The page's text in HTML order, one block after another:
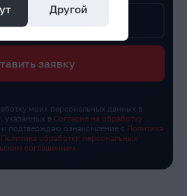
заявку
моих персональных данных в
указанных в Согласие на обработку
и подтверждаю ознакомление с Политика
Политика обработки персональных
соглашением
Другой